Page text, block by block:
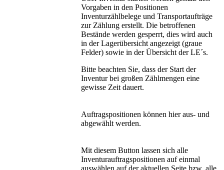
Vorgaben in den Positionen
Inventurzählbelege und Transportaufträge
zur Zählung erstellt. Die betroffenen
Bestände werden gesperrt, dies wird auch
in der Lagerübersicht angezeigt (graue
Felder) sowie in der Übersicht der LE´s.
Bitte beachten Sie, dass der Start der
Inventur bei großen Zählmengen eine
gewisse Zeit dauert.
Auftragspositionen können hier aus- und
abgewählt werden.
Mit diesem Button lassen sich alle
Inventurauftragspositionen auf einmal